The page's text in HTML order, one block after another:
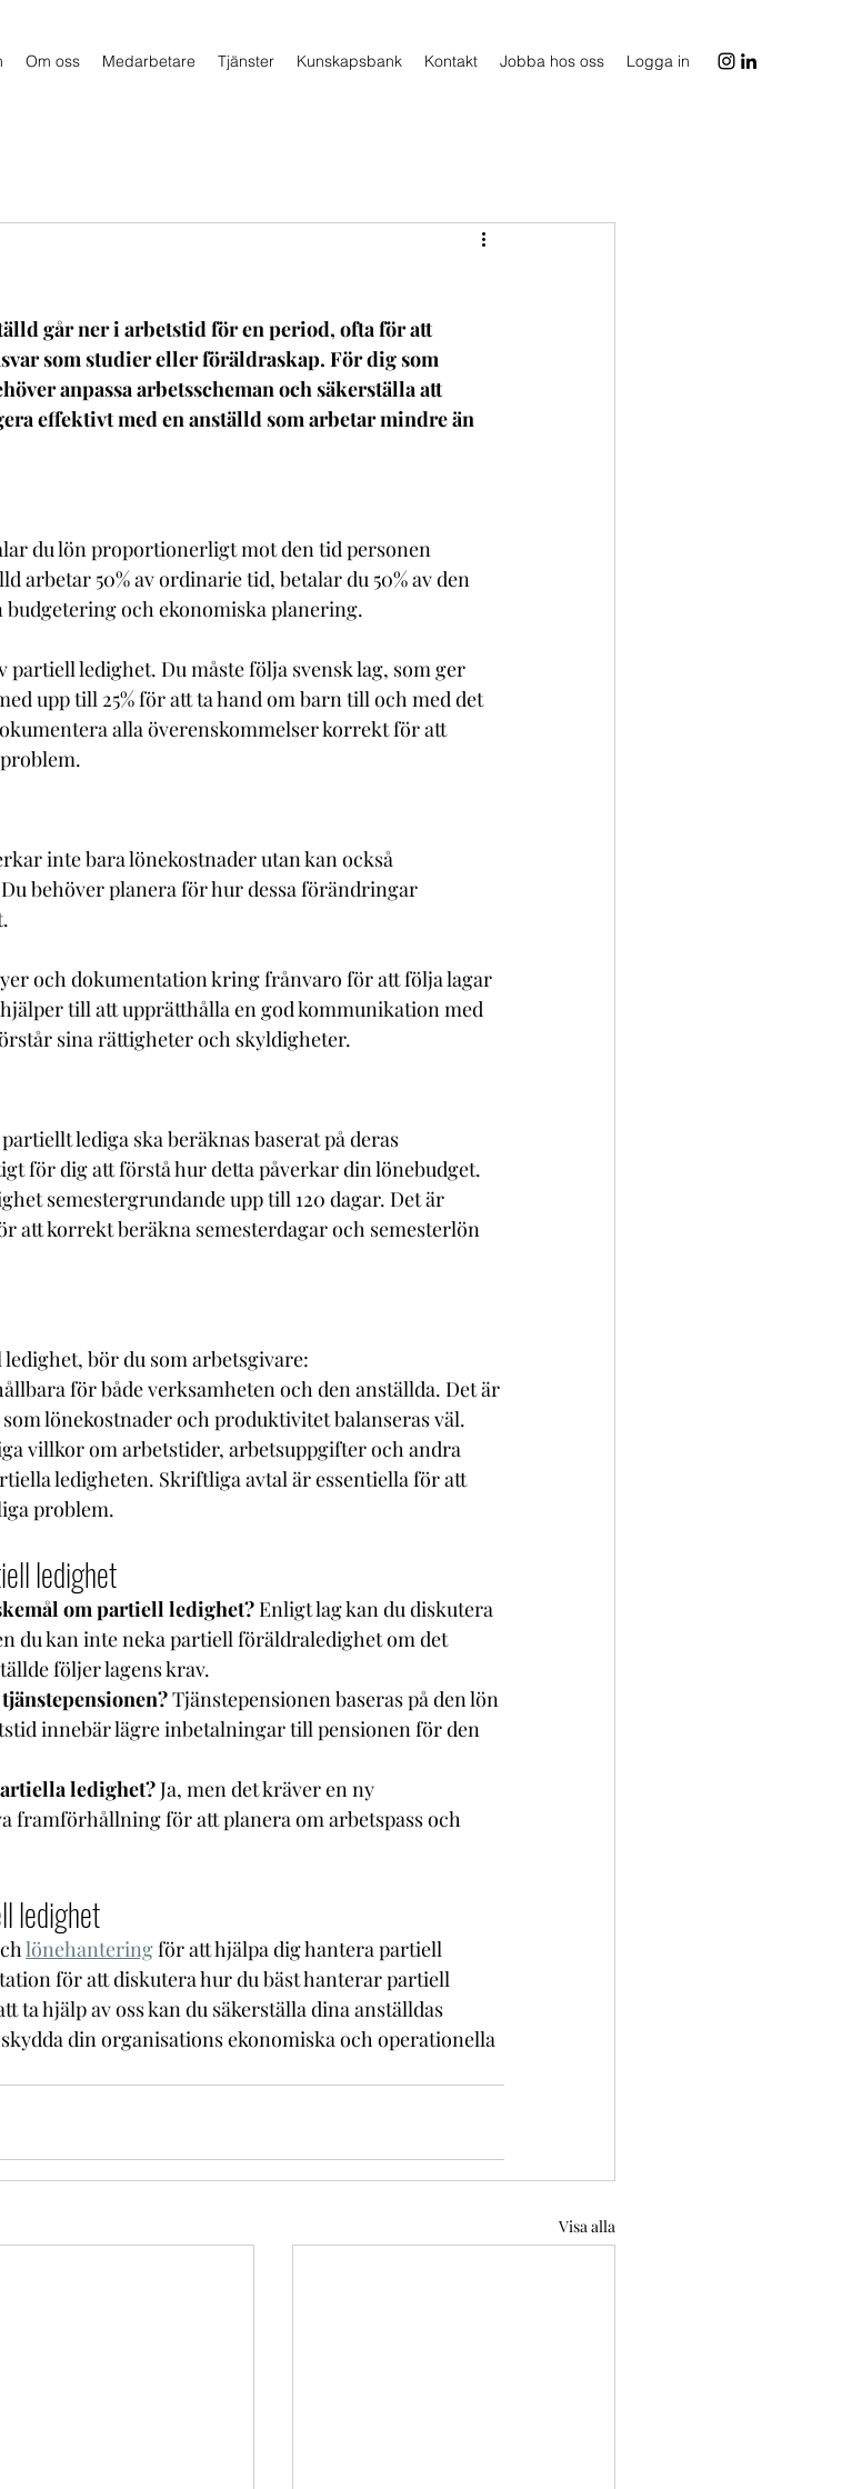
Om oss Medarbetare Tjänster Kunskapsbank Kontakt Jobba hos oss Logga in
går ner i arbetstid för en period, ofta för att
som studier eller föräldraskap. För dig som
anpassa arbetsscheman och säkerställa att
effektivt med en anställd som arbetar mindre än
du lön proportionerligt mot den tid personen
arbetar 50% av ordinarie tid, betalar du 50% av den
och ekonomiska planering.
ledighet. Du måste följa svensk lag, som ger
upp till 25% för att ta hand om barn till och med det
alla överenskommelser korrekt för att
inte bara lönekostnader utan kan också
behöver planera för hur dessa förändringar
och dokumentation kring frånvaro för att följa lagar
till att upprätthålla en god kommunikation med
sina rättigheter och skyldigheter.
lediga ska beräknas baserat på deras
för dig att förstå hur detta påverkar din lönebudget.
semestergrundande upp till 120 dagar. Det är
att korrekt beräkna semesterdagar och semesterlön
bör du som arbetsgivare:
för både verksamheten och den anställda. Det är
lönekostnader och produktivitet balanseras väl.
villkor om arbetstider, arbetsuppgifter och andra
ledigheten. Skriftliga avtal är essentiella för att
problem.
ledighet
om partiell ledighet? Enligt lag kan du diskutera
du kan inte neka partiell föräldraledighet om det
följer lagens krav.
Tjänstepensionen baseras på den lön
innebär lägre inbetalningar till pensionen för den
ledighet? Ja, men det kräver en ny
framförhållning för att planera om arbetspass och
ledighet
lönehantering för att hjälpa dig hantera partiell
för att diskutera hur du bäst hanterar partiell
ta hjälp av oss kan du säkerställa dina anställdas
din organisations ekonomiska och operationella
Visa alla